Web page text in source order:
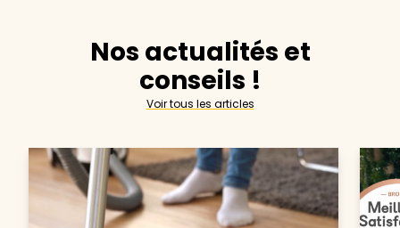
Nos actualités et
conseils !
Voir tous les articles